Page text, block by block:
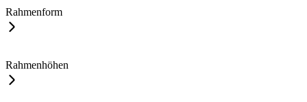
Rahmenform
Rahmenhöhen